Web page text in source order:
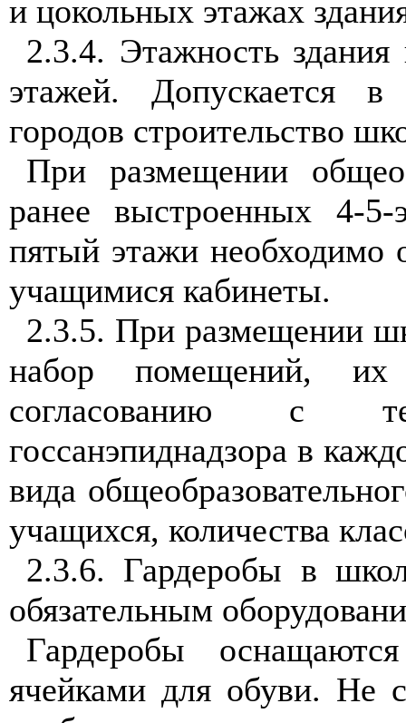
и цокольных этажах
2.3.4. Этажность
этажей. Допускается в
городов строительство
При размещении
ранее выстроенных 4-
пятый этажи необходимо
учащимися кабинеты.
2.3.5. При размещении
набор помещений, их
согласованию с
госсанэпиднадзора в
вида
учащихся, количества
2.3.6. Гардеробы в
обязательным
Гардеробы
ячейками для обуви. Не